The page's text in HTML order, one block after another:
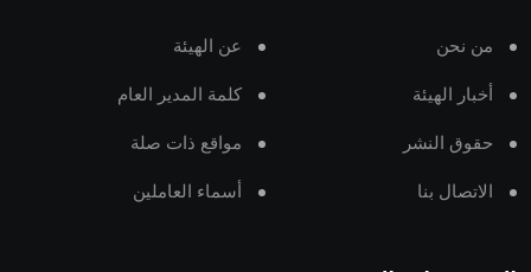
من نحن عن الهيئة
أخبار الهيئة كلمة المدير العام
حقوق النشر مواقع ذات صلة
الاتصال بنا أسماء العاملين